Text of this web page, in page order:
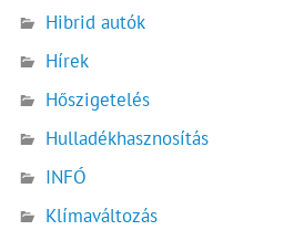
Hibrid autók
Hírek
Hőszigetelés
Hulladékhasznosítás
INFÓ
Klímaváltozás